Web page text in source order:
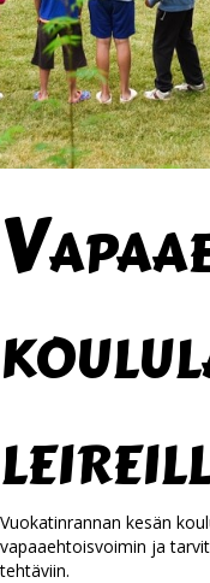
Vuokatinrannan kesän
vapaaehtoisvoimin ja
tehtäviin.